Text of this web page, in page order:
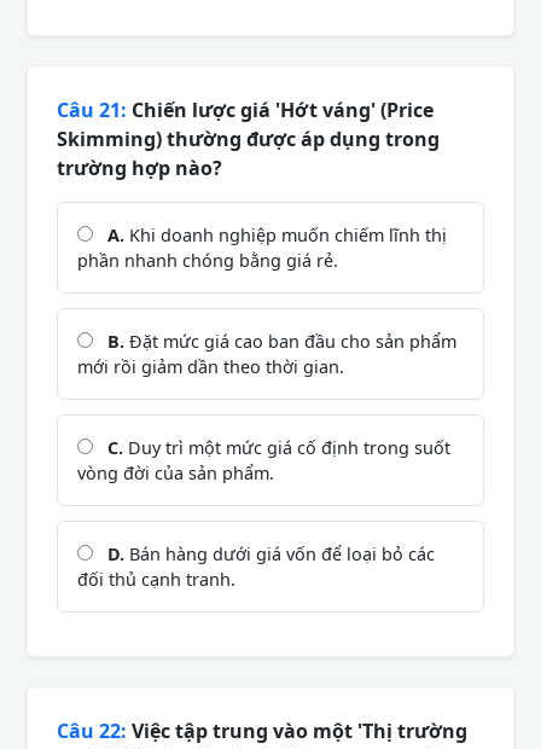
Câu 21: Chiến lược giá 'Hớt váng' (Price
Skimming) thường được áp dụng trong
trường hợp nào?
A. Khi doanh nghiệp muốn chiếm lĩnh thị
phần nhanh chóng bằng giá rẻ.
B. Đặt mức giá cao ban đầu cho sản phẩm
mới rồi giảm dần theo thời gian.
C. Duy trì một mức giá cố định trong suốt
vòng đời của sản phẩm.
D. Bán hàng dưới giá vốn để loại bỏ các
đối thủ cạnh tranh.
Câu 22: Việc tập trung vào một 'Thị trường